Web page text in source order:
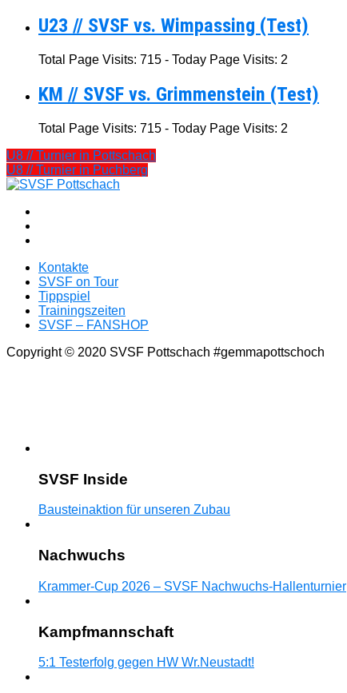
U23 // SVSF vs. Wimpassing (Test)
Total Page Visits: 715 - Today Page Visits: 2
KM // SVSF vs. Grimmenstein (Test)
Total Page Visits: 715 - Today Page Visits: 2
U8 // Turnier in Pottschach
U8 // Turnier in Puchberg
Kontakte
SVSF on Tour
Tippspiel
Trainingszeiten
SVSF – FANSHOP
Copyright © 2020 SVSF Pottschach #gemmapottschoch
SVSF Inside
Bausteinaktion für unseren Zubau
Nachwuchs
Krammer-Cup 2026 – SVSF Nachwuchs-Hallenturnier
Kampfmannschaft
5:1 Testerfolg gegen HW Wr.Neustadt!